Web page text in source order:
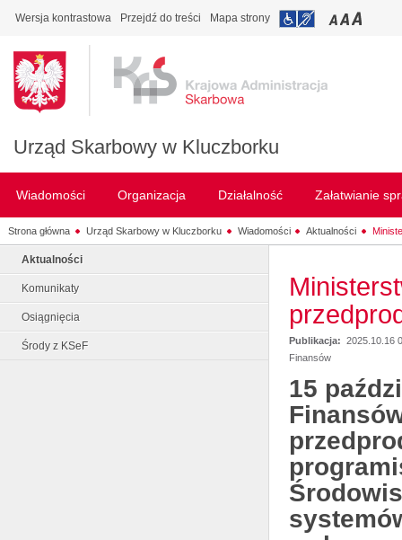
Wersja kontrastowa Przejdź do treści Mapa strony
Urząd Skarbowy w Kluczborku
Wiadomości Organizacja Działalność Załatwianie
Strona główna Urząd Skarbowy w Kluczborku Wiadomości Aktualności
Aktualności
Komunikaty
Osiągnięcia
Środy z KSeF Publikacja: 2025.10.16
Finansów
15